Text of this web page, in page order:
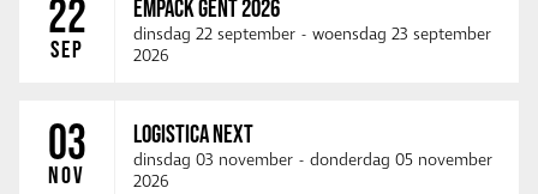
22
SEP
EMPACK GENT 2026
dinsdag 22 september - woensdag 23 september
2026
03
NOV
LOGISTICA NEXT
dinsdag 03 november - donderdag 05 november
2026